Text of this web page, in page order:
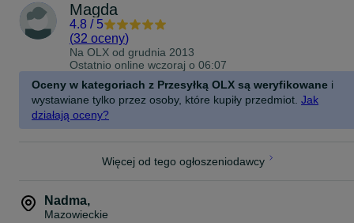
Magda
4.8 / 5
(32 oceny)
Na OLX od grudnia 2013
Ostatnio online wczoraj o 06:07
Oceny w kategoriach z Przesyłką OLX są weryfikowane i
wystawiane tylko przez osoby, które kupiły przedmiot. Jak
działają oceny?
Więcej od tego ogłoszeniodawcy
Nadma,
Mazowieckie